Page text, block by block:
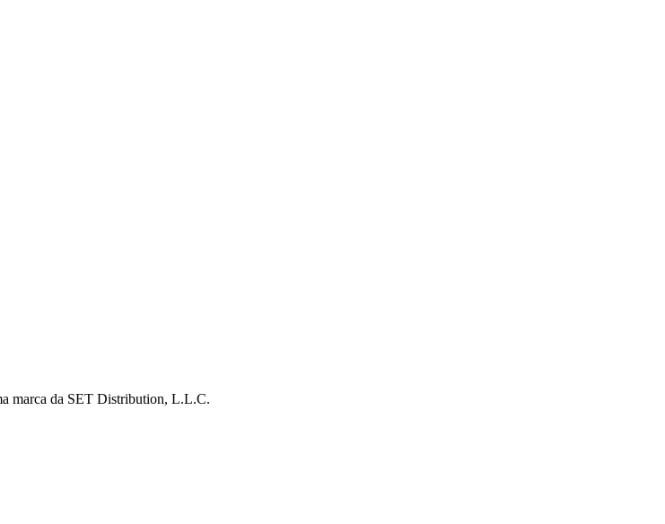
marca da SET Distribution, L.L.C.